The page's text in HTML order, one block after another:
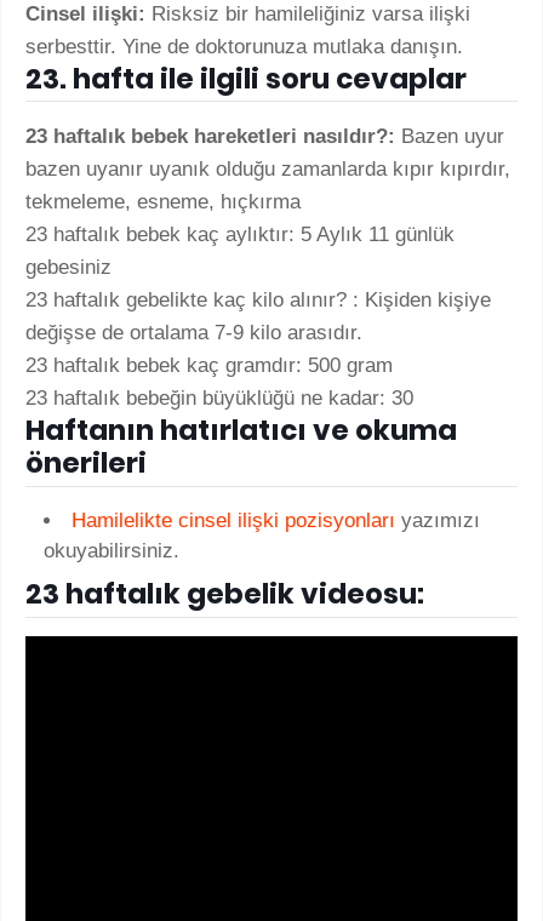
Cinsel ilişki: Risksiz bir hamileliğiniz varsa ilişki
serbesttir. Yine de doktorunuza mutlaka danışın.
23. hafta ile ilgili soru cevaplar
23 haftalık bebek hareketleri nasıldır?: Bazen uyur
bazen uyanır uyanık olduğu zamanlarda kıpır kıpırdır,
tekmeleme, esneme, hıçkırma
23 haftalık bebek kaç aylıktır: 5 Aylık 11 günlük
gebesiniz
23 haftalık gebelikte kaç kilo alınır? : Kişiden kişiye
değişse de ortalama 7-9 kilo arasıdır.
23 haftalık bebek kaç gramdır: 500 gram
23 haftalık bebeğin büyüklüğü ne kadar: 30
Haftanın hatırlatıcı ve okuma
önerileri
Hamilelikte cinsel ilişki pozisyonları yazımızı
okuyabilirsiniz.
23 haftalık gebelik videosu: